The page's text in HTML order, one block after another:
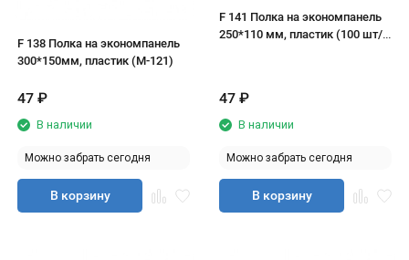
F 138 Полка на экономпанель
300*150мм, пластик (М-121)
47 ₽
В наличии
Можно забрать сегодня
В корзину
F 141 Полка на экономпанель
250*110 мм, пластик (100 шт/
47 ₽
В наличии
Можно забрать сегодня
В корзину